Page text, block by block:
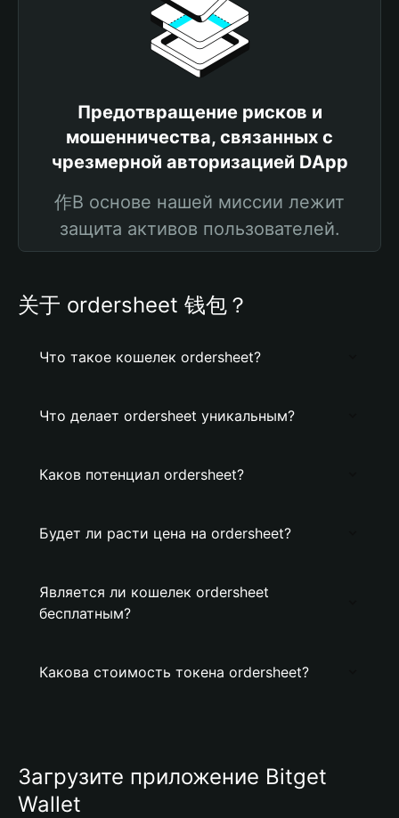
Предотвращение рисков и
мошенничества, связанных с
чрезмерной авторизацией DApp
作В основе нашей миссии лежит
защита активов пользователей.
关于 ordersheet 钱包？
Что такое кошелек ordersheet?
Что делает ordersheet уникальным?
Каков потенциал ordersheet?
Будет ли расти цена на ordersheet?
Является ли кошелек ordersheet
бесплатным?
Какова стоимость токена ordersheet?
Загрузите приложение Bitget
Wallet